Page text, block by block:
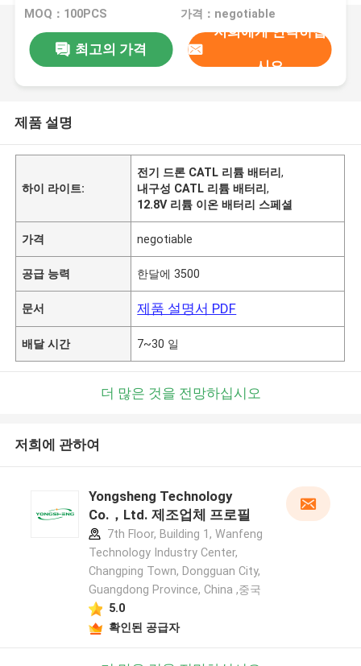
MOQ：100PCS 가격：negotiable
최고의 가격
저희에게 연락하십
시오
제품 설명
하이 라이트:
전기 드론 CATL 리튬 배터리,
내구성 CATL 리튬 배터리,
12.8V 리튬 이온 배터리 스페셜
가격 negotiable
공급 능력 한달에 3500
문서 제품 설명서 PDF
배달 시간 7~30 일
더 많은 것을 전망하십시오
저희에 관하여
Yongsheng Technology
Co.，Ltd. 제조업체 프로필
7th Floor, Building 1, Wanfeng
Technology Industry Center,
Changping Town, Dongguan City,
Guangdong Province, China ,중국
5.0
확인된 공급자